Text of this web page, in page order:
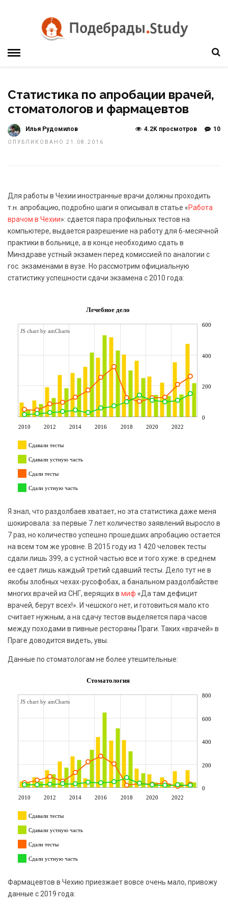
Статистика по апробации врачей,
стоматологов и фармацевтов
Илья Рудомилов
ОПУБЛИКОВАНО 21.08.2016
10
4.2K просмотров
Для работы в Чехии иностранные врачи должны проходить
т.н. апробацию, подробно шаги я описывал в статье «Работа
врачом в Чехии»: сдается пара профильных тестов на
компьютере, выдается разрешение на работу для 6-месячной
практики в больнице, а в конце необходимо сдать в
Минздраве устный экзамен перед комиссией по аналогии с
гос. экзаменами в вузе. Но рассмотрим официальную
статистику успешности сдачи экзамена с 2010 года:
Лечебное дело
2010 2012 2014 2016 2018 2020 2022
0
200
400
600
JS chart by amCharts
Сдавали тесты
Сдавали устную часть
Сдали тесты
Сдали устную часть
Я знал, что раздолбаев хватает, но эта статистика даже меня
шокировала: за первые 7 лет количество заявлений выросло в
7 раз, но количество успешно прошедших апробацию остается
на всем том же уровне. В 2015 году из 1 420 человек тесты
сдали лишь 399, а с устной частью все и того хуже: в среднем
ее сдает лишь каждый третий сдавший тесты. Дело тут не в
якобы злобных чехах-русофобах, а банальном раздолбайстве
многих врачей из СНГ, верящих в миф «Да там дефицит
врачей, берут всех!». И чешского нет, и готовиться мало кто
считает нужным, а на сдачу тестов выделяется пара часов
между походами в пивные рестораны Праги. Таких «врачей» в
Праге доводится видеть, увы.
Данные по стоматологам не более утешительные:
Стоматология
2010 2012 2014 2016 2018 2020 2022
0
200
400
600
800
JS chart by amCharts
Сдавали тесты
Сдавали устную часть
Сдали тесты
Сдали устную часть
Фармацевтов в Чехию приезжает вовсе очень мало, привожу
данные с 2019 года: